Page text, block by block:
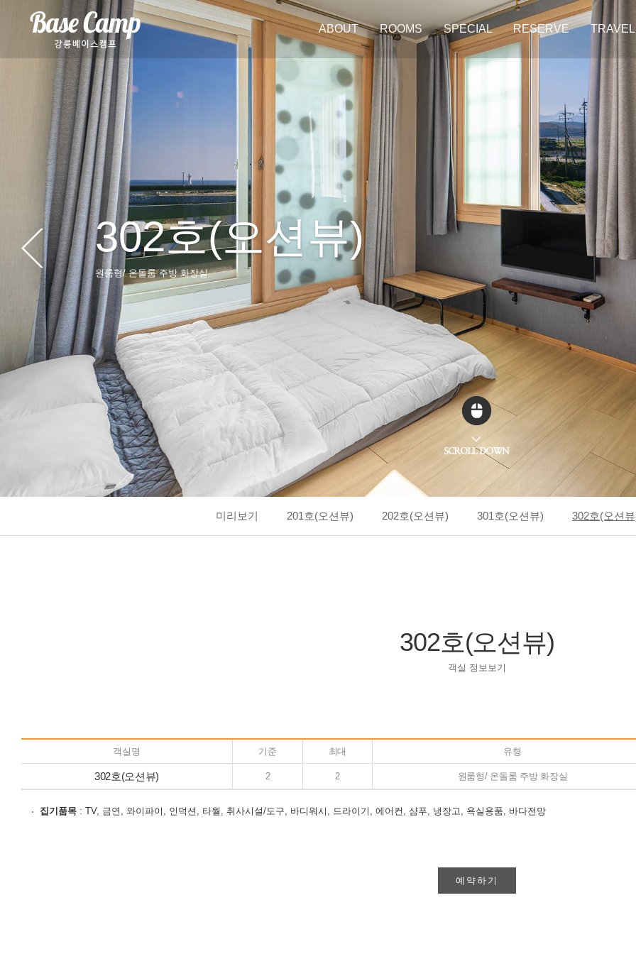
ABOUT ROOMS SPECIAL RESERVE TRAVEL
302호(오션뷰)
원룸형/ 온돌룸 주방 화장실
미리보기 201호(오션뷰) 202호(오션뷰) 301호(오션뷰) 302호(오션
302호(오션뷰)
객실 정보보기
객실명 기준 최대 유형
302호(오션뷰) 2 2 원룸형/ 온돌룸 주방 화장실
집기품목 : TV, 금연, 와이파이, 인덕션, 타월, 취사시설/도구, 바디워시, 드라이기, 에어컨, 샴푸, 냉장고, 욕실용품, 바다전망
예약하기